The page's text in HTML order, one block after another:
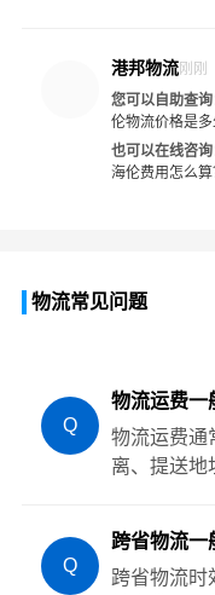
港邦物流刚刚
您可以自助查询
伦物流价格是多
也可以在线咨询
海伦费用怎么算
物流常见问题
Q
物流运费一
物流运费通
离、提送地
Q
跨省物流一
跨省物流时